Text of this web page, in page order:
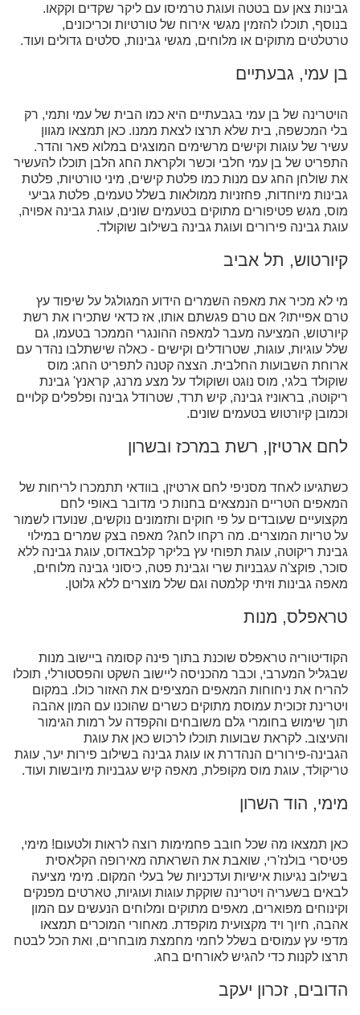
גבינות צאן עם בטטה ועוגת טרמיסו עם ליקר שקדים וקקאו.
בנוסף, תוכלו להזמין מגשי אירוח של טורטיות וכריכונים,
טרטלטים מתוקים או מלוחים, מגשי גבינות, סלטים גדולים ועוד.
בן עמי, גבעתיים
הויטרינה של בן עמי בגבעתיים היא כמו הבית של עמי ותמי, רק
בלי המכשפה, בית שלא תרצו לצאת ממנו. כאן תמצאו מגוון
עשיר של עוגות וקישים מרשימים המוצגים במלוא פאר והדר.
התפריט של בן עמי חלבי וכשר ולקראת החג הלבן תוכלו להעשיר
את שולחן החג עם מנות כמו פלטת קישים, מיני טורטיות, פלטת
גבינות מיוחדות, פחזניות ממולאות בשלל טעמים, פלטת גביעי
מוס, מגש פטיפורים מתוקים בטעמים שונים, עוגת גבינה אפויה,
עוגת גבינה פירורים ועוגת גבינה בשילוב שוקולד.
קיורטוש, תל אביב
מי לא מכיר את מאפה השמרים הידוע המגולגל על שיפוד עץ
טרם אפייתו? אם טרם פגשתם אותו, אז כדאי שתכירו את רשת
קיורטוש, המציעה מעבר למאפה ההונגרי הממכר בטעמו, גם
שלל עוגיות, עוגות, שטרודלים וקישים - כאלה שישתלבו נהדר עם
ארוחת השבועות החלבית. הצצה קטנה לתפריט החג: מוס
שוקולד בלגי, מוס נוגט ושוקולד על מצע מרנג, קראנץ' גבינת
ריקוטה, בראוניז גבינה, קיש תרד, שטרודל גבינה ופלפלים קלויים
וכמובן קיורטוש בטעמים שונים.
לחם ארטיזן, רשת במרכז ובשרון
כשתגיעו לאחד מסניפי לחם ארטיזן, בוודאי תתמכרו לריחות של
המאפים הטריים הנמצאים בחנות כי מדובר באופי לחם
מקצועיים שעובדים על פי חוקים ותזמונים נוקשים, שנועדו לשמור
על טריות המוצרים. מה רקחו לחג? מאפה בצק שמרים במילוי
גבינת ריקוטה, עוגת תפוחי עץ בליקר קלבאדוס, עוגת גבינה ללא
סוכר, פוקצ'ה עגבניות שרי וגבינת פטה, כיסוני גבינה מלוחים,
מאפה גבינות וזיתי קלמטה וגם שלל מוצרים ללא גלוטן.
טראפלס, מנות
הקודיטוריה טראפלס שוכנת בתוך פינה קסומה ביישוב מנות
שבגליל המערבי, וכבר מהכניסה ליישוב השקט והפסטורלי, תוכלו
להריח את ניחוחות המאפים המציפים את האזור כולו. במקום
ויטרינת זכוכית עמוסת מתוקים כשרים שהוכנו עם המון אהבה
תוך שימוש בחומרי גלם משובחים והקפדה על רמות הגימור
והעיצוב. לקראת שבועות תוכלו לרכוש כאן את עוגת
הגבינה-פירורים הנהדרת או עוגת גבינה בשילוב פירות יער, עוגת
טריקולד, עוגת מוס מקופלת, מאפה קיש עגבניות מיובשות ועוד.
מימי, הוד השרון
כאן תמצאו מה שכל חובב פחמימות רוצה לראות ולטעום! מימי,
פטיסרי בולנז'רי, שואבת את השראתה מאירופה הקלאסית
בשילוב נגיעות אישיות ועדכניות של בעלי המקום. מימי מציעה
לבאים בשעריה ויטרינה שוקקת עוגות ועוגיות, טארטים מפנקים
וקינוחים מפוארים, מאפים מתוקים ומלוחים הנעשים עם המון
אהבה, חיוך ויד מקצועית מוקפדת. מאחורי המוכרים תמצאו
מדפי עץ עמוסים בשלל לחמי מחמצת מובחרים, ואת הכל לבטח
תרצו לקנות כדי להגיש לאורחים בחג.
הדובים, זכרון יעקב